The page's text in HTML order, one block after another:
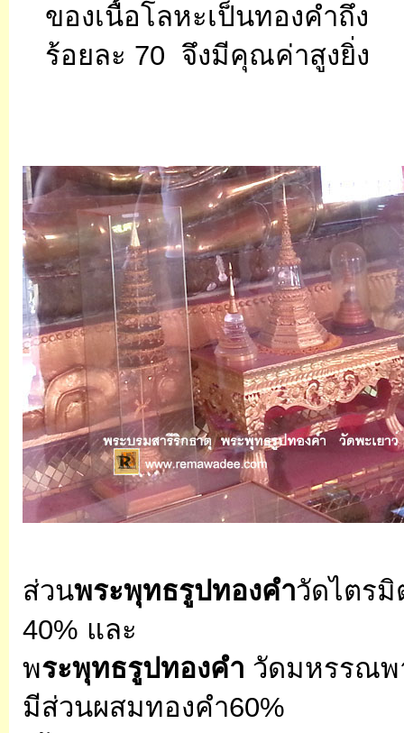
ของเนื้อโลหะเป็นทองคำถึง
ร้อยละ 70 จึงมีคุณค่าสูงยิ่ง
ส่วนพระพุทธรูปทองคำวัดไตร
40% และ
พระพุทธรูปทองคำ วัดมหรรณพ
มีส่วนผสมทองคำ60%